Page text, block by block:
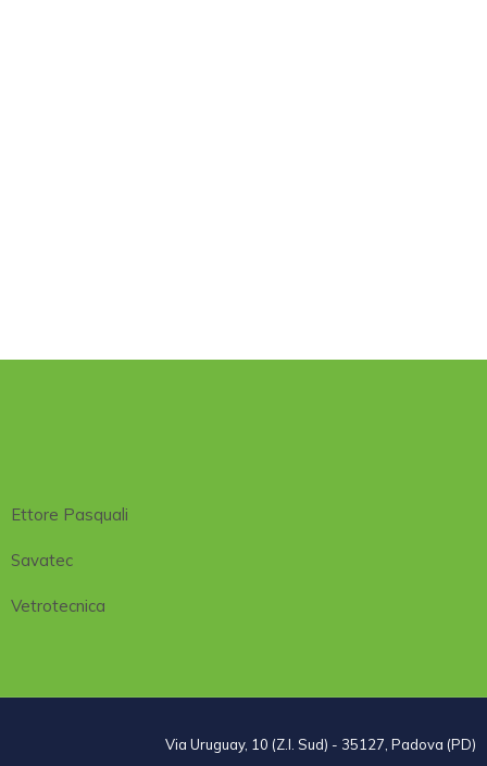
Ettore Pasquali
Savatec
Vetrotecnica
Via Uruguay, 10 (Z.I. Sud) - 35127, Padova (PD)